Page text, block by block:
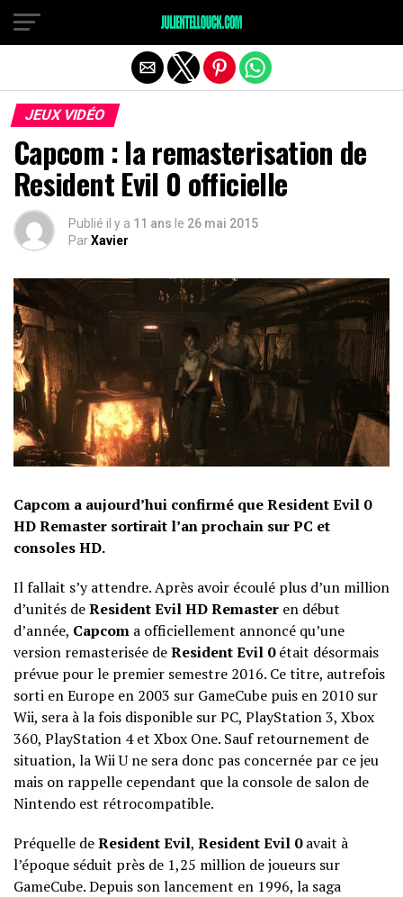
JEUX VIDÉO
Capcom : la remasterisation de
Resident Evil 0 officielle
Publié il y a 11 ans le 26 mai 2015
ParXavier
Capcom a aujourd’hui confirmé que Resident Evil 0
HD Remaster sortirait l’an prochain sur PC et
consoles HD.
Il fallait s’y attendre. Après avoir écoulé plus d’un million
d’unités deResident Evil HD Remaster en début
d’année, Capcom a officiellement annoncé qu’une
version remasterisée deResident Evil 0était désormais
prévue pour le premier semestre 2016. Ce titre, autrefois
sorti en Europe en 2003 sur GameCube puis en 2010 sur
Wii, sera à la fois disponible sur PC, PlayStation 3, Xbox
360, PlayStation 4 et Xbox One. Sauf retournement de
situation, la Wii U ne sera donc pas concernée par ce jeu
mais on rappelle cependant que la console de salon de
Nintendo est rétrocompatible.
Préquelle deResident Evil, Resident Evil 0avait à
l’époque séduit près de 1,25 million de joueurs sur
GameCube. Depuis son lancement en 1996, la saga